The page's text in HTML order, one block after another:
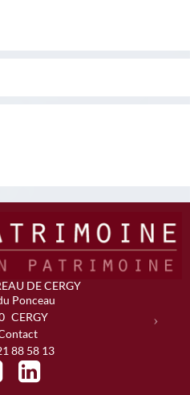
DE CERGY
Ponceau
CERGY
88 58 13